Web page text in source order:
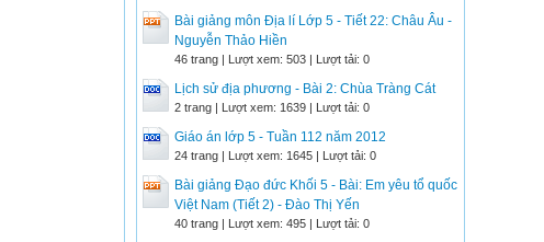
Bài giảng môn Địa lí Lớp 5 - Tiết 22: Châu Âu -
Nguyễn Thảo Hiền
46 trang | Lượt xem: 503 | Lượt tải: 0
Lịch sử địa phương - Bài 2: Chùa Tràng Cát
2 trang | Lượt xem: 1639 | Lượt tải: 0
Giáo án lớp 5 - Tuần 112 năm 2012
24 trang | Lượt xem: 1645 | Lượt tải: 0
Bài giảng Đạo đức Khối 5 - Bài: Em yêu tổ quốc
Việt Nam (Tiết 2) - Đào Thị Yến
40 trang | Lượt xem: 495 | Lượt tải: 0